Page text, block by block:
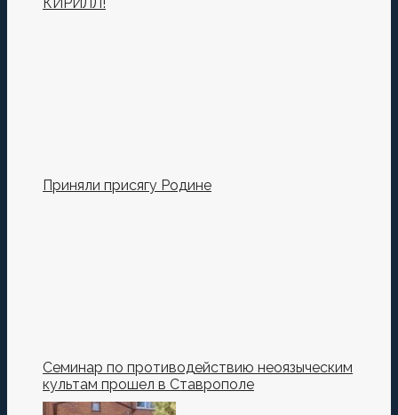
КИРИЛЛ!
Приняли присягу Родине
Семинар по противодействию неоязыческим
культам прошел в Ставрополе